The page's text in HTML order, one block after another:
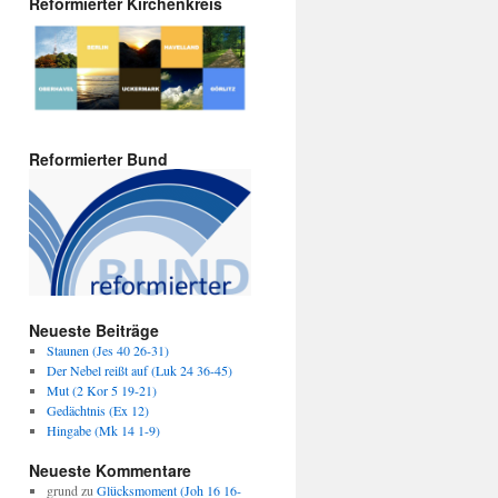
Reformierter Bund
Neueste Beiträge
Staunen (Jes 40 26-31)
Der Nebel reißt auf (Luk 24 36-45)
Mut (2 Kor 5 19-21)
Gedächtnis (Ex 12)
Hingabe (Mk 14 1-9)
Neueste Kommentare
grundzuGlücksmoment (Joh 16 16-